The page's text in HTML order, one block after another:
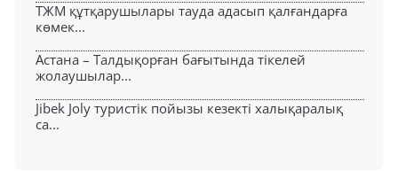
ТЖМ құтқарушылары тауда адасып қалғандарға
көмек...
Астана – Талдықорған бағытында тікелей
жолаушылар...
Jibek Joly туристік пойызы кезекті халықаралық
са...